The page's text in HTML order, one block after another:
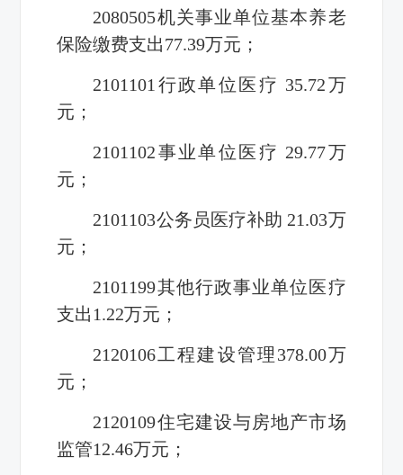
2080505机关事业单位基本养老
保险缴费支出77.39万元；
2101101行政单位医疗 35.72万
元；
2101102事业单位医疗 29.77万
元；
2101103公务员医疗补助 21.03万
元；
2101199其他行政事业单位医疗
支出1.22万元；
2120106工程建设管理378.00万
元；
2120109住宅建设与房地产市场
监管12.46万元；